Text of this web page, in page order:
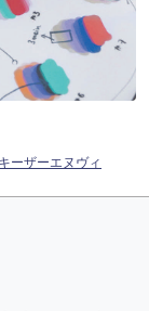
ーザーエヌヴィ